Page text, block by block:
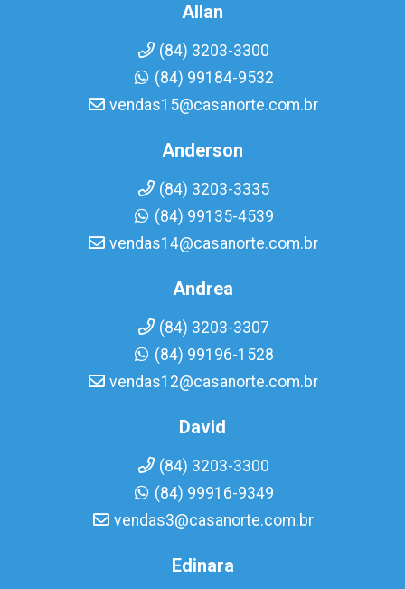
Allan
(84) 3203-3300
(84) 99184-9532
vendas15@casanorte.com.br
Anderson
(84) 3203-3335
(84) 99135-4539
vendas14@casanorte.com.br
Andrea
(84) 3203-3307
(84) 99196-1528
vendas12@casanorte.com.br
David
(84) 3203-3300
(84) 99916-9349
vendas3@casanorte.com.br
Edinara